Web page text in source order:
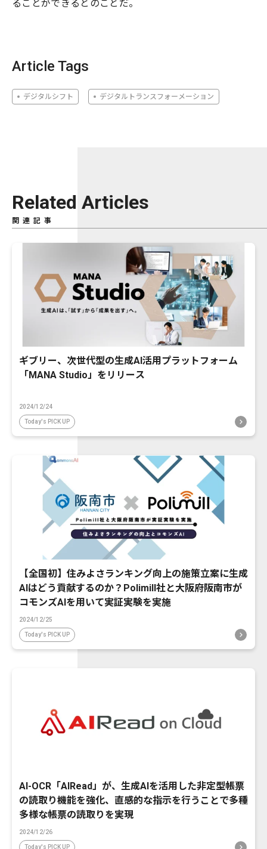
ることができるとのことだ。
Article Tags
デジタルシフト デジタルトランスフォーメーション
Related Articles
関連記事
ギブリー、次世代型の生成AI活用プラットフォーム
「MANA Studio」をリリース
2024/12/24
Today's PICK UP
【全国初】住みよさランキング向上の施策立案に生成
AIはどう貢献するのか？Polimill社と大阪府阪南市が
コモンズAIを用いて実証実験を実施
2024/12/25
Today's PICK UP
AI-OCR「AIRead」が、生成AIを活用した非定型帳票
の読取り機能を強化、直感的な指示を行うことで多種
多様な帳票の読取りを実現
2024/12/26
Today's PICK UP